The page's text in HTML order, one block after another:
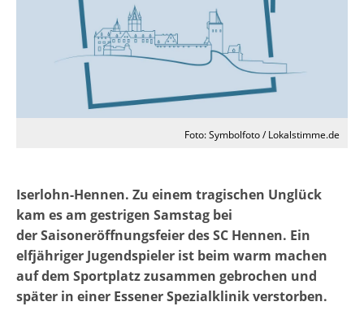
Foto: Symbolfoto / Lokalstimme.de
Iserlohn-Hennen. Zu einem tragischen Unglück
kam es am gestrigen Samstag bei
der Saisoneröffnungsfeier des SC Hennen. Ein
elfjähriger Jugendspieler ist beim warm machen
auf dem Sportplatz zusammen gebrochen und
später in einer Essener Spezialklinik verstorben.